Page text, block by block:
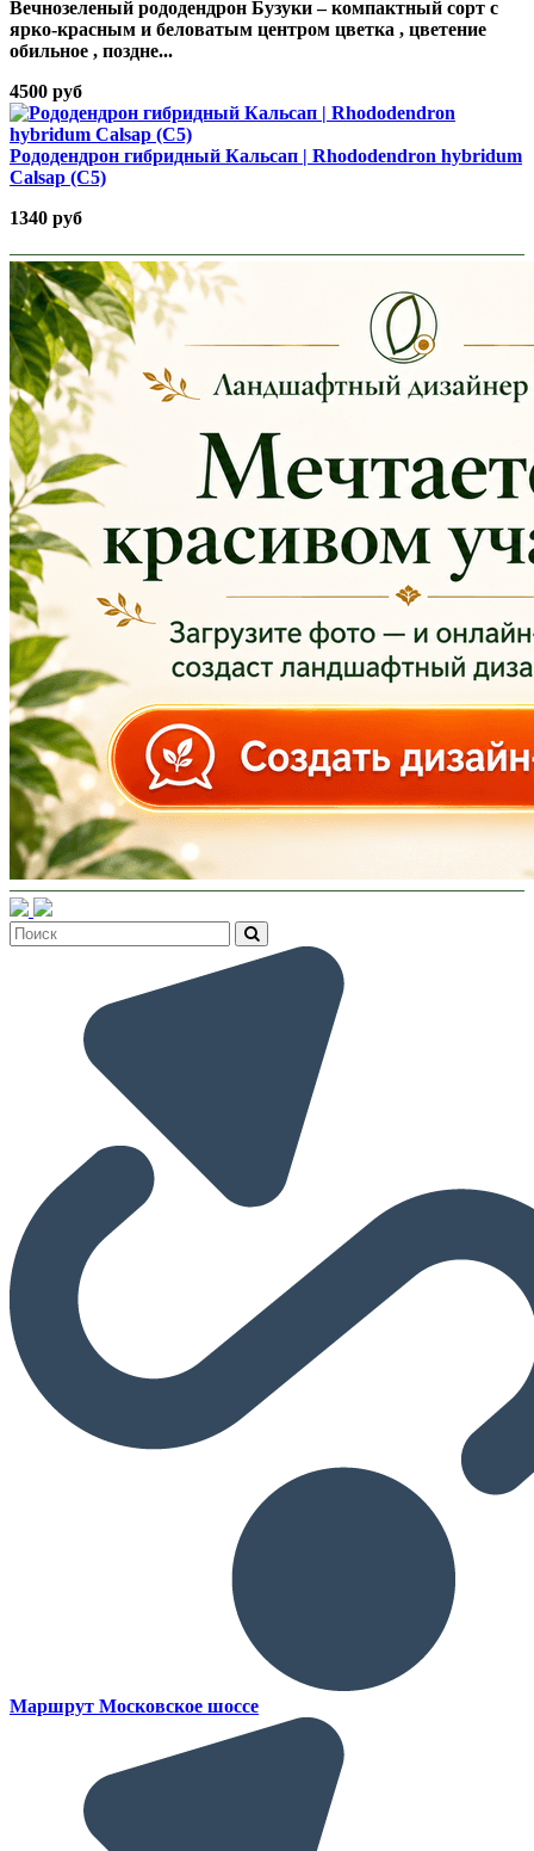
Вечнозеленый рододендрон Бузуки – компактный сорт с
ярко-красным и беловатым центром цветка , цветение
обильное , поздне...
4500 руб
Рододендрон гибридный Кальсап | Rhododendron hybridum
Calsap (С5)
1340 руб
Маршрут Московское шоссе